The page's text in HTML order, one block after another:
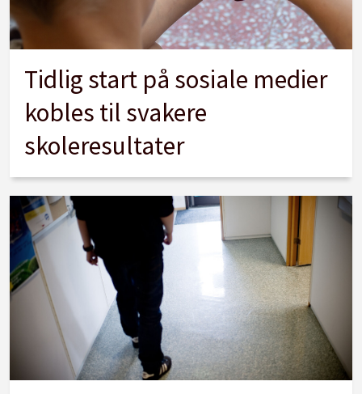
Tidlig start på sosiale medier
kobles til svakere
skoleresultater